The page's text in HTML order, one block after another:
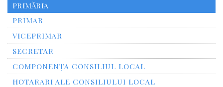
PRIMĂRIA
PRIMAR
VICEPRIMAR
SECRETAR
COMPONENȚA CONSILIUL LOCAL
HOTARARI ALE CONSILIULUI LOCAL